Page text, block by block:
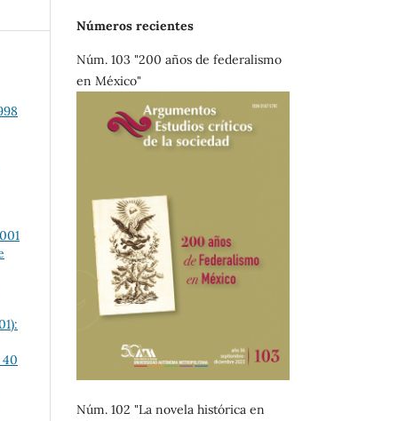
40
Números recientes
Núm. 103 "200 años de federalismo
en México"
Núm. 102 "La novela histórica en